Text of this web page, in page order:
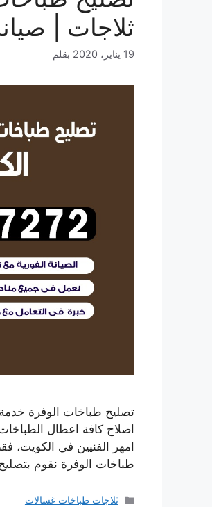
ثلاجات |
19 يناير، 2020 بقلم
اصلاح كافة اعطال
امهر الفنيين في الكويت،
طباخات الوفرة نقوم
التصنيفات
ثلاجات طباخات غسالات